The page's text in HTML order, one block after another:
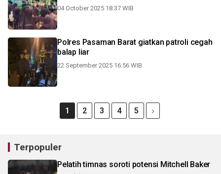
04 October 2025 18:37 WIB
Polres Pasaman Barat giatkan patroli cegah
balap liar
22 September 2025 16:56 WIB
1 2 3 4 5
Terpopuler
Pelatih timnas soroti potensi Mitchell Baker